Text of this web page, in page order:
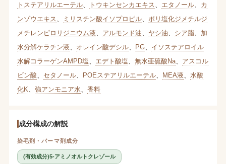
トステアリルエーテル、 トウキンセンカエキス エタノール、 カ
ンゾウエキス
ミリスチン酸イソプロピル、 ポリ塩化ジメチルジ
メチレンピロリジニウム液
アルモンド油 ヤシ油 シア脂、 加
水分解ケラチン液
オレイン酸デシル、 PG、 イソステアロイル
水解コラーゲンAMPD塩
エデト酸塩 無水亜硫酸Na、 アスコル
ビン酸
セタノール、 POEステアリルエーテル、 MEA液
水酸
化K
強アンモニア水 香料
成分構成の解説
染毛剤・パーマ剤成分
(有効成分)5-アミノオルトクレゾール